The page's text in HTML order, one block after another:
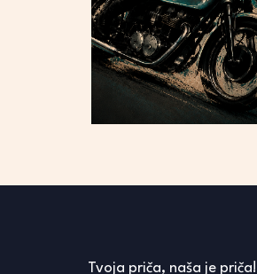
Tvoja priča, naša je priča!